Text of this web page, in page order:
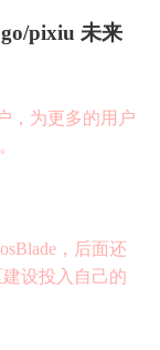
go/pixiu 未来
，为更多的用户
， 后面还
建设投 入 自己的